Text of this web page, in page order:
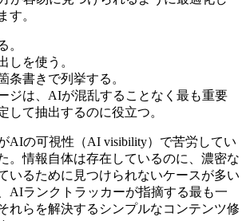
す。
。
しを使う。
条書きで列挙する。
ジは、AIが混乱することなく最も重要
して抽出するのに役立つ。
AIの可視性（AI visibility）で苦労してい
。情報自体は存在しているのに、濃密な
いるために見つけられないケースが多い
AIランクトラッカーが指摘する最も一
れらを解決するシンプルなコンテンツ修